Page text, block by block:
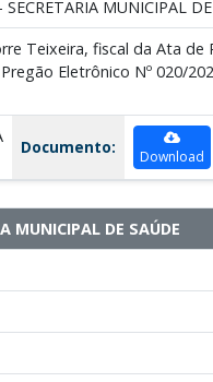
SECRETARIA MUNICIPAL
Teixeira, fiscal da Ata de
Eletrônico Nº 020/
Documento: Download
MUNICIPAL DE SAÚDE